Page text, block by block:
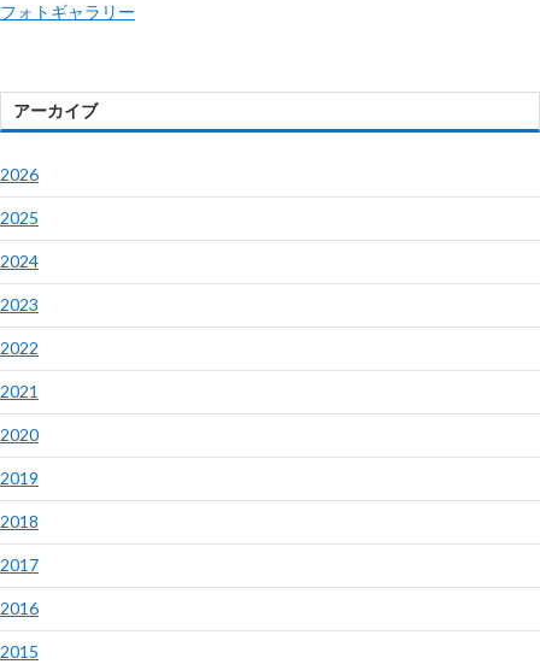
フォトギャラリー
アーカイブ
2026
2025
2024
2023
2022
2021
2020
2019
2018
2017
2016
2015